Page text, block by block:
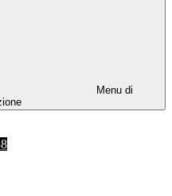
Menu di